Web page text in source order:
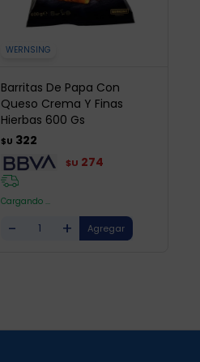
WERNSING
Barritas De Papa Con
Queso Crema Y Finas
Hierbas 600 Gs
$U 322
$U 274
Cargando ...
- +